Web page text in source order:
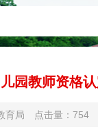
园教师资格
育局 点击量： 754